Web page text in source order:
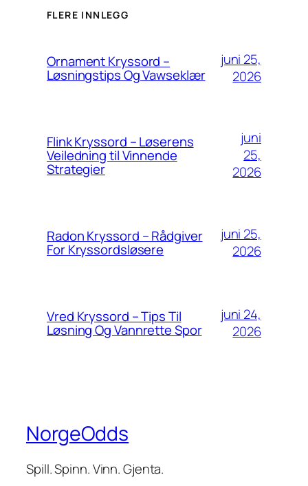
FLERE INNLEGG
Ornament Kryssord –
Løsningstips Og Vawseklær
juni 25,
2026
Flink Kryssord – Løserens
Veiledning til Vinnende
Strategier
juni
25,
2026
Radon Kryssord – Rådgiver
For Kryssordsløsere
juni 25,
2026
Vred Kryssord – Tips Til
Løsning Og Vannrette Spor
juni 24,
2026
NorgeOdds
Spill. Spinn. Vinn. Gjenta.